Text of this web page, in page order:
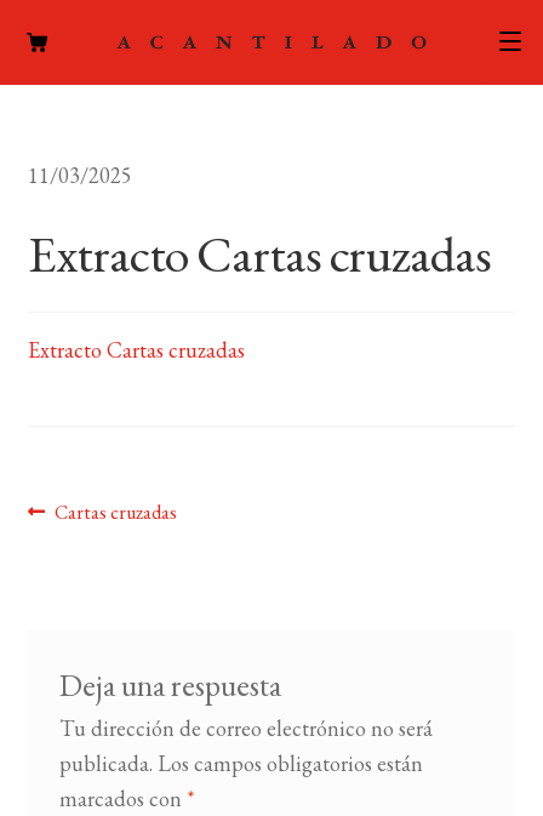
menú
ACTUALIDAD
LA EDITORIAL
11/03/2025
Extracto Cartas cruzadas
Extracto Cartas cruzadas
Navegación
Anterior:
Cartas cruzadas
Deja una respuesta
Tu dirección de correo electrónico no será
publicada. Los campos obligatorios están
marcados con *